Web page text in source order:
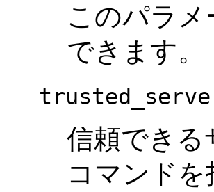
このパラ
できます。
信頼できる
コマンド